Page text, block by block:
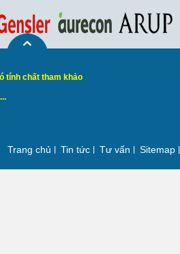
tính chất tham khảo
Trang chủ Tin tức Tư vấn Sitemap